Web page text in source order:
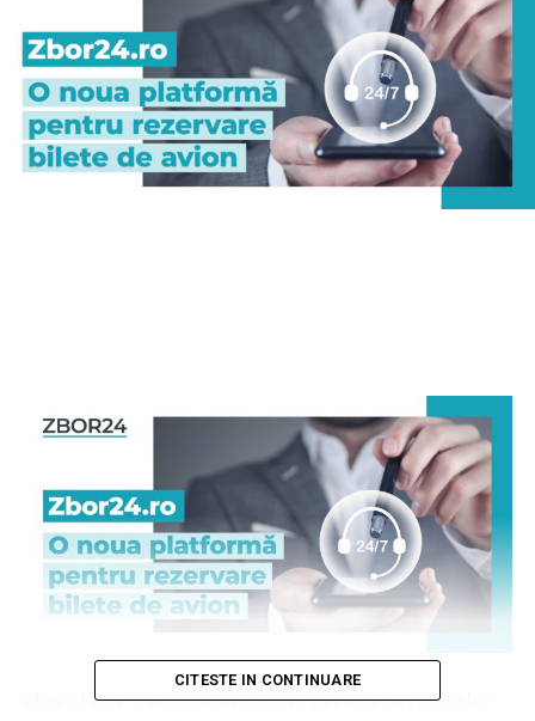
Zbor24 este o nouă platformă ce permite persoanelor
CITESTE IN CONTINUARE